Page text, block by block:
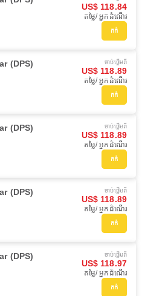
US$ 118.84
តម្លៃ/ អ្នកដំណើរ
កក់
(DPS) ចាប់ផ្ដើមពី
US$ 118.89
តម្លៃ/ អ្នកដំណើរ
កក់
(DPS) ចាប់ផ្ដើមពី
US$ 118.89
តម្លៃ/ អ្នកដំណើរ
កក់
(DPS) ចាប់ផ្ដើមពី
US$ 118.89
តម្លៃ/ អ្នកដំណើរ
កក់
(DPS) ចាប់ផ្ដើមពី
US$ 118.97
តម្លៃ/ អ្នកដំណើរ
កក់